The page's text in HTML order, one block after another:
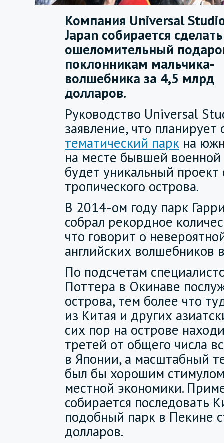
Компания Universal
Japan собирается сделать
ошеломительный
поклонникам мальчика-
волшебника за 4,5 млрд
долларов.
Руководство Universal
заявление, что планирует
тематический парк на
на месте бывшей
будет уникальный
тропического острова.
В 2014-ом году парк
собрал рекордное
что говорит о
английских волшебников
По подсчетам
Поттера в Окинаве
острова, тем более что
из Китая и других
сих пор на острове
третей от общего числа
в Японии, а масштабный
был бы хорошим
местной экономики.
собирается последовать
подобный парк в Пекине
долларов.